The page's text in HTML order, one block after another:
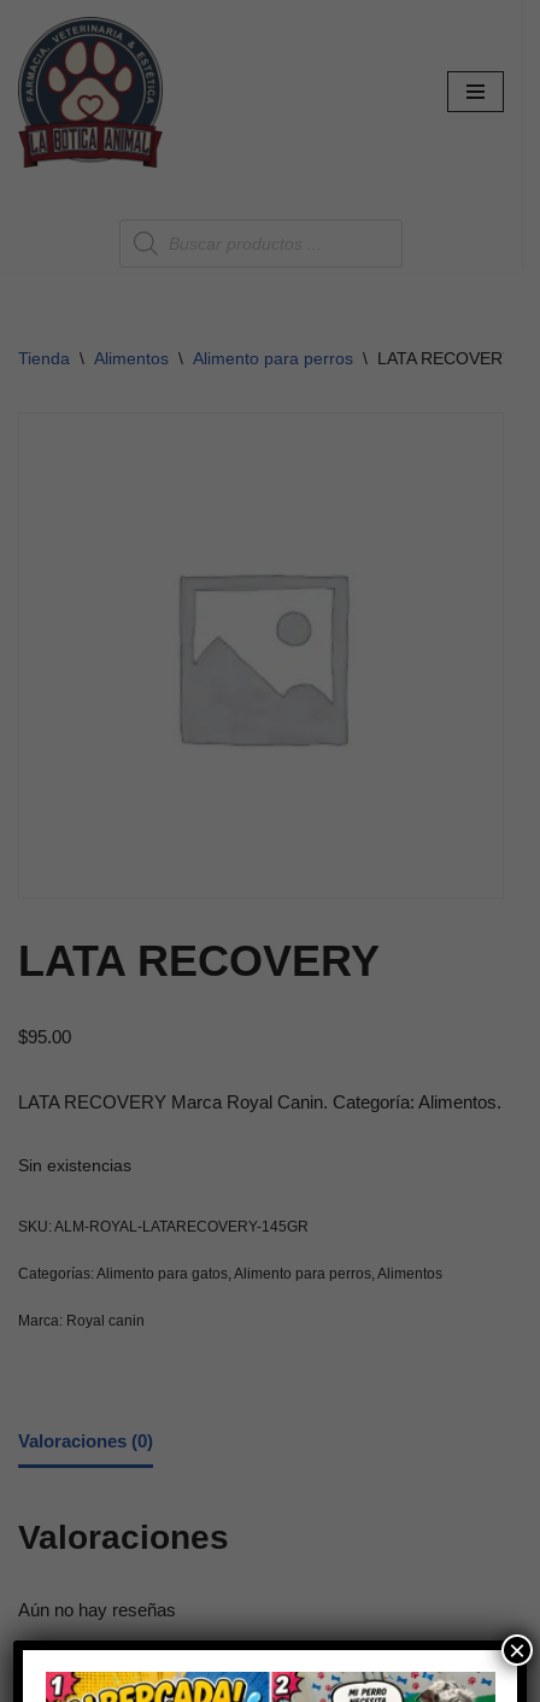
Saltar
al
contenido
Tienda \ Alimentos \ Alimento para perros \ LATA RECOVERY
LATA RECOVERY
$95.00
LATA RECOVERY Marca Royal Canin. Categoría: Alimentos.
Sin existencias
SKU: ALM-ROYAL-LATARECOVERY-145GR
Categorías: Alimento para gatos Alimento para perros Alimentos
Marca: Royal canin
Valoraciones (0)
Valoraciones
Aún no hay reseñas
×